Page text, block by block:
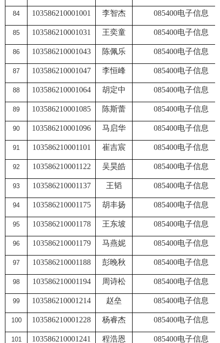
84 103586210001001 李智杰 085400电子信息
85 103586210001031 王奕童 085400电子信息
86 103586210001043 陈佩乐 085400电子信息
87 103586210001047 李恒峰 085400电子信息
88 103586210001064 胡定中 085400电子信息
89 103586210001085 陈斯蕾 085400电子信息
90 103586210001096 马启华 085400电子信息
91 103586210001101 崔吉宸 085400电子信息
92 103586210001122 吴昊皓 085400电子信息
93 103586210001137 王韬 085400电子信息
94 103586210001175 胡丰扬 085400电子信息
95 103586210001178 王东坡 085400电子信息
96 103586210001179 马燕妮 085400电子信息
97 103586210001188 彭晚秋 085400电子信息
98 103586210001194 周诗松 085400电子信息
99 103586210001214 赵垒 085400电子信息
100 103586210001228 杨睿杰 085400电子信息
101 103586210001241 程浩恩 085400电子信息